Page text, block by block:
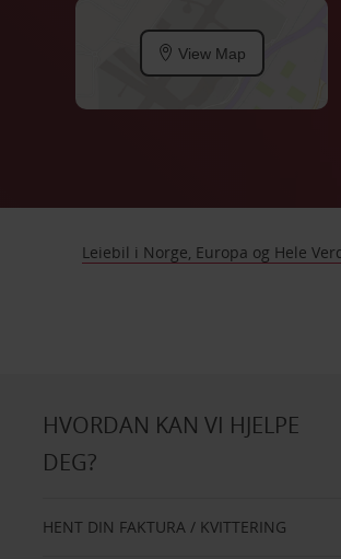
View Map
Leiebil i Norge, Europa og Hele
HVORDAN KAN VI HJELPE
DEG?
HENT DIN FAKTURA / KVITTERING